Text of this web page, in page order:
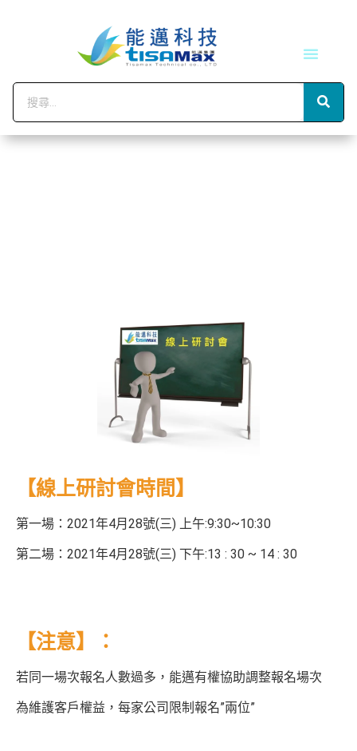
【線上研討會時間】
第一場：2021年4月28號(三) 上午:9:30~10:30
第二場：2021年4月28號(三) 下午:13 : 30 ~ 14 : 30
【注意】：
若同一場次報名人數過多，能邁有權協助調整報名場次
為維護客戶權益，每家公司限制報名”兩位”